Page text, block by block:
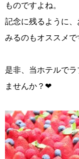
ものですよね。
記念に残るように
みるのもオススメ
是非、当ホテルで
ませんか？❤